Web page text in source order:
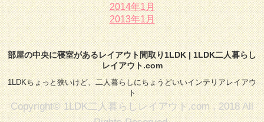
2014年1月
2013年1月
部屋の中央に寝室があるレイアウト間取り1LDK | 1LDK二人暮らし
レイアウト.com
1LDKちょっと狭いけど、二人暮らしにちょうどいいインテリアレイアウ
ト
Copyright© 1LDK二人暮らしレイアウト.com , 2018 All